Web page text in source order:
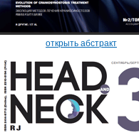
открыть абстракт